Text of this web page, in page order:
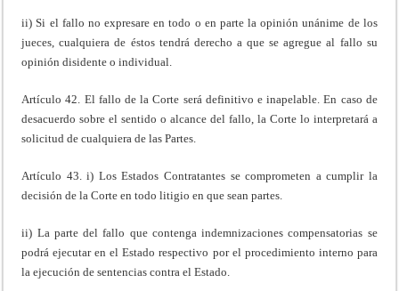
ii) Si el fallo no expresare en todo o en parte la opinión unánime de los
jueces, cualquiera de éstos tendrá derecho a que se agregue al fallo su
opinión disidente o individual.
Artículo 42. El fallo de la Corte será definitivo e inapelable. En caso de
desacuerdo sobre el sentido o alcance del fallo, la Corte lo interpretará a
solicitud de cualquiera de las Partes.
Artículo 43. i) Los Estados Contratantes se comprometen a cumplir la
decisión de la Corte en todo litigio en que sean partes.
ii) La parte del fallo que contenga indemnizaciones compensatorias se
podrá ejecutar en el Estado respectivo por el procedimiento interno para
la ejecución de sentencias contra el Estado.